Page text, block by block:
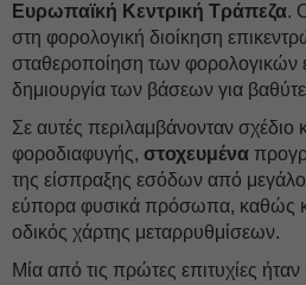
Ευρωπαϊκή Κεντρική Τράπεζα.
στη φορολογική διοίκηση
σταθεροποίηση των φορολογικών
δημιουργία των βάσεων για
Σε αυτές περιλαμβάνονταν σχέδιο
φοροδιαφυγής, στοχευμένα
της είσπραξης εσόδων από
εύπορα φυσικά πρόσωπα, καθώς
οδικός χάρτης μεταρρυθμίσεων.
Μία από τις πρώτες επιτυχίες ήταν